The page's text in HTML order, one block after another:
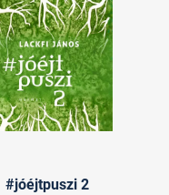
#jóéjtpuszi 2